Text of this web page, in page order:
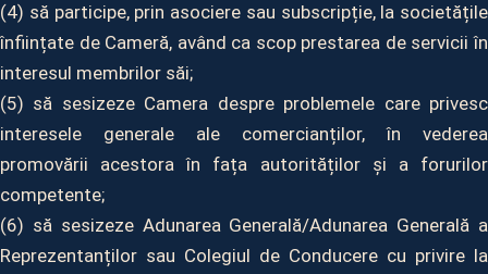
(4) să participe, prin asociere sau subscripție, la societățile
înființate de Cameră, având ca scop prestarea de servicii în
interesul membrilor săi;
(5) să sesizeze Camera despre problemele care privesc
interesele generale ale comercianților, în vederea
promovării acestora în fața autorităților și a forurilor
competente;
(6) să sesizeze Adunarea Generală/Adunarea Generală a
Reprezentanților sau Colegiul de Conducere cu privire la